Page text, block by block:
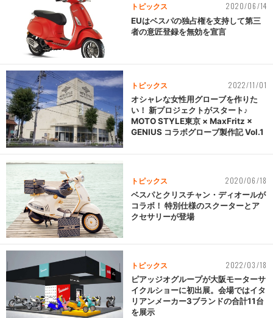
トピックス 2020/06/14
EUはベスパの独占権を支持して第三
者の意匠登録を無効を宣言
トピックス 2022/11/01
オシャレな女性用グローブを作りた
い！ 新プロジェクトがスタート♪
MOTO STYLE東京 × MaxFritz ×
GENIUS コラボグローブ製作記 Vol.1
トピックス 2020/06/18
ベスパとクリスチャン・ディオールが
コラボ！ 特別仕様のスクーターとア
クセサリーが登場
トピックス 2022/03/18
ピアッジオグループが大阪モーターサ
イクルショーに初出展。会場ではイタ
リアンメーカー3ブランドの合計11台
を展示